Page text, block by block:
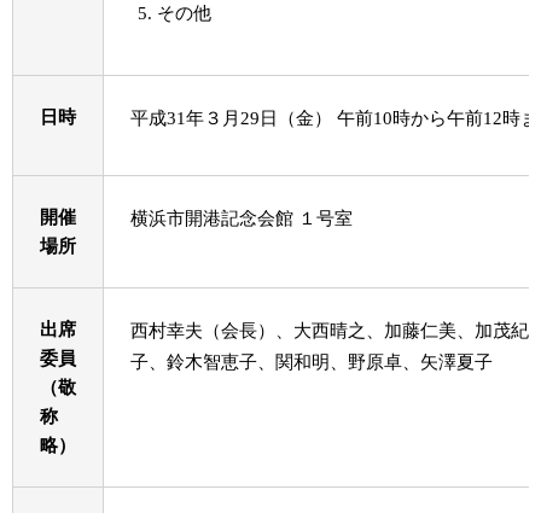
その他
日時 平成31年３月29日（金） 午前10時から午前12時
開催
場所
横浜市開港記念会館 １号室
出席
委員
（敬
称
略）
西村幸夫（会長）、大西晴之、加藤仁美、加茂紀
子、鈴木智恵子、関和明、野原卓、矢澤夏子